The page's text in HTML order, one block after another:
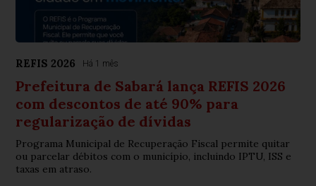
REFIS 2026 Há 1 mês
Prefeitura de Sabará lança REFIS 2026
com descontos de até 90% para
regularização de dívidas
Programa Municipal de Recuperação Fiscal permite quitar
ou parcelar débitos com o município, incluindo IPTU, ISS e
taxas em atraso.